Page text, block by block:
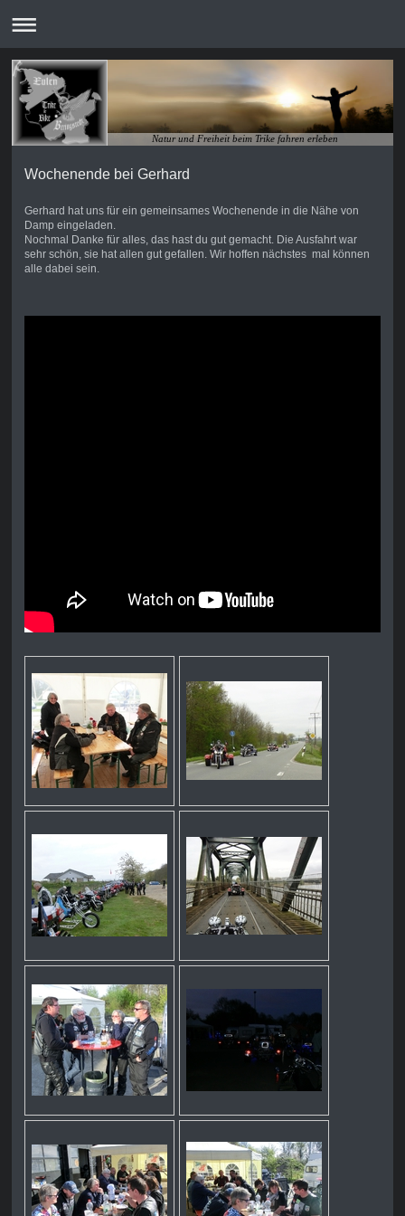
Natur und Freiheit beim Trike fahren erleben
Wochenende bei Gerhard
Gerhard hat uns für ein gemeinsames Wochenende in die Nähe von
Damp eingeladen.
Nochmal Danke für alles, das hast du gut gemacht. Die Ausfahrt war
sehr schön, sie hat allen gut gefallen. Wir hoffen nächstes mal können
alle dabei sein.